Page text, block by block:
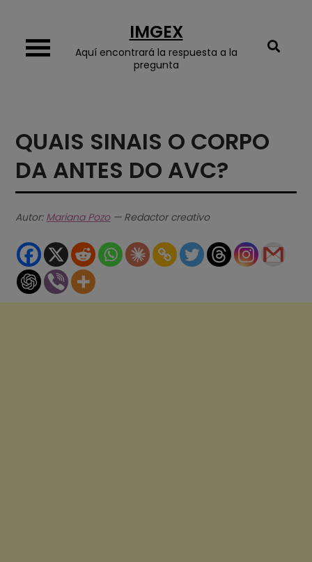
content
IMGEX
Aquí encontrará la respuesta a la
pregunta
QUAIS SINAIS O CORPO
DA ANTES DO AVC?
Autor: Mariana Pozo— Redactor creativo